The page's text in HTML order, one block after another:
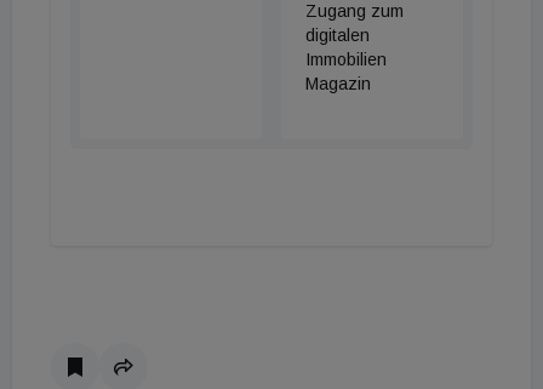
Zugang zum
digitalen
Immobilien
Magazin